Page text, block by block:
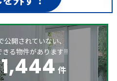
公開されていない、
る物件があります!!
1,444 件